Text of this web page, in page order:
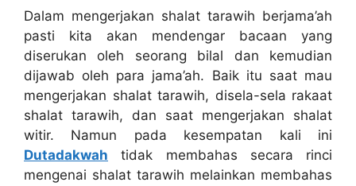
Dalam mengerjakan shalat tarawih berjama’ah
pasti kita akan mendengar bacaan yang
diserukan oleh seorang bilal dan kemudian
dijawab oleh para jama’ah. Baik itu saat mau
mengerjakan shalat tarawih, disela-sela rakaat
shalat tarawih, dan saat mengerjakan shalat
witir. Namun pada kesempatan kali ini
Dutadakwah tidak membahas secara rinci
mengenai shalat tarawih melainkan membahas